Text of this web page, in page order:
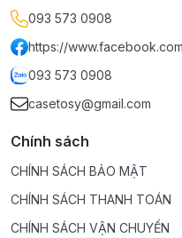
093 573 0908
https://
093 573 0908
casetosy@gmail.com
Chính sách
CHÍNH SÁCH BẢO MẬT
CHÍNH SÁCH THANH TOÁN
CHÍNH SÁCH VẬN CHUYỂN